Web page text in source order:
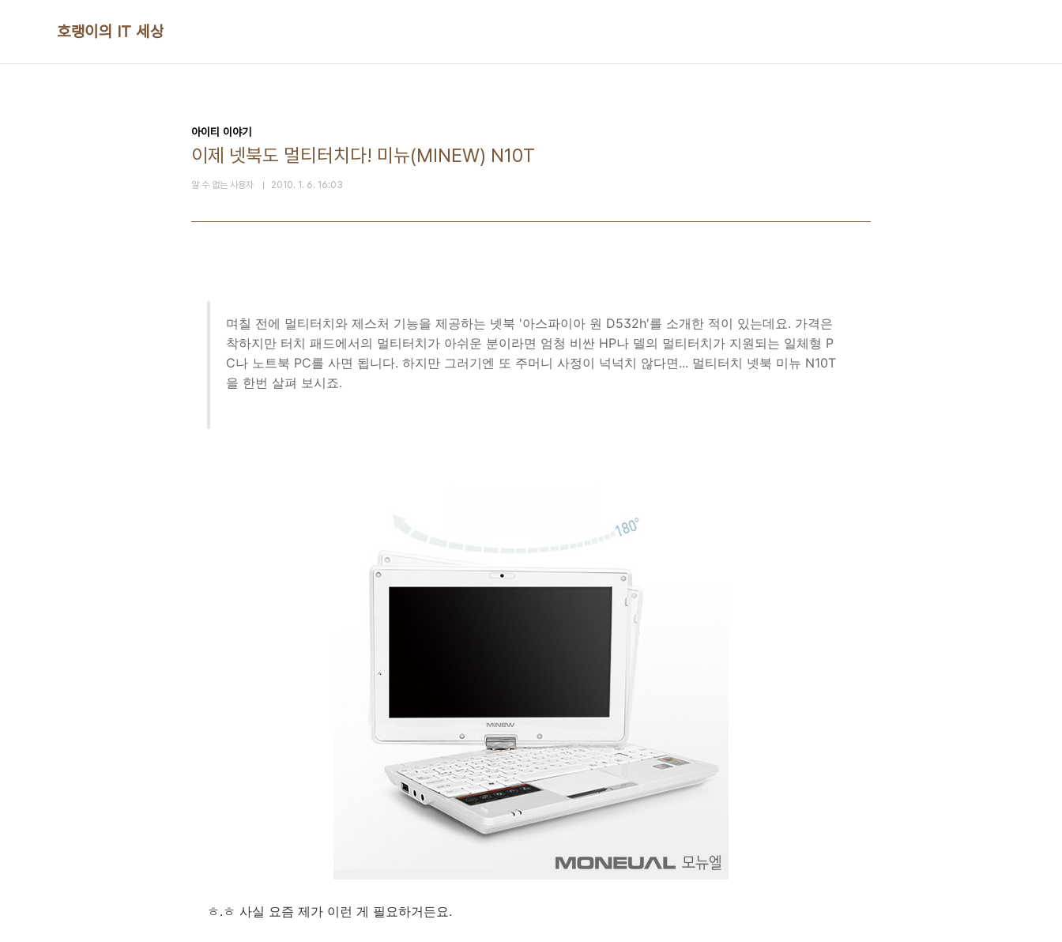
호랭이의 IT 세상
아이티 이야기
이제 넷북도 멀티터치다! 미뉴(MINEW) N10T
알 수 없는 사용자 2010. 1. 6. 16:03
며칠 전에 멀티터치와 제스처 기능을 제공하는 넷북 '아스파이아 원 D532h'를 소개한 적이 있는데요. 가격은
착하지만 터치 패드에서의 멀티터치가 아쉬운 분이라면 엄청 비싼 HP나 델의 멀티터치가 지원되는 일체형 P
C나 노트북 PC를 사면 됩니다. 하지만 그러기엔 또 주머니 사정이 넉넉치 않다면... 멀티터치 넷북 미뉴 N10T
을 한번 살펴 보시죠.
ㅎ.ㅎ 사실 요즘 제가 이런 게 필요하거든요.